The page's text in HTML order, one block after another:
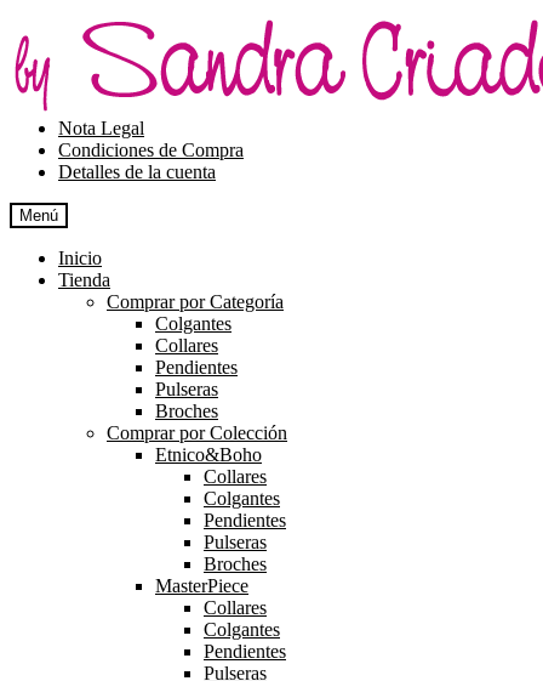
la
navegación
al
contenido
Nota Legal
Condiciones de Compra
Detalles de la cuenta
Menú
Inicio
Tienda
Comprar por Categoría
Colgantes
Collares
Pendientes
Pulseras
Broches
Comprar por Colección
Etnico&Boho
Collares
Colgantes
Pendientes
Pulseras
Broches
MasterPiece
Collares
Colgantes
Pendientes
Pulseras